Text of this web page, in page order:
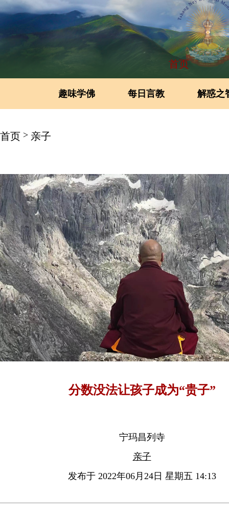
首页
趣味学佛 每日言教 解惑之
首页 > 亲子
分数没法让孩子成为“贵子”
宁玛昌列寺
亲子
发布于 2022年06月24日 星期五 14:13